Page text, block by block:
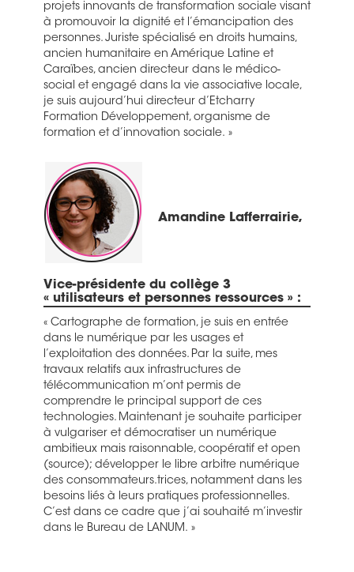
projets innovants de transformation sociale visant
à promouvoir la dignité et l’émancipation des
personnes. Juriste spécialisé en droits humains,
ancien humanitaire en Amérique Latine et
Caraïbes, ancien directeur dans le médico-
social et engagé dans la vie associative locale,
je suis aujourd’hui directeur d’Etcharry
Formation Développement, organisme de
formation et d’innovation sociale. »
Amandine Lafferrairie,
Vice-présidente du collège 3
« utilisateurs et personnes ressources » :
« Cartographe de formation, je suis en entrée
dans le numérique par les usages et
l’exploitation des données. Par la suite, mes
travaux relatifs aux infrastructures de
télécommunication m’ont permis de
comprendre le principal support de ces
technologies. Maintenantje souhaite participer
à vulgariser et démocratiser un numérique
ambitieux mais raisonnable, coopératif et open
(source); développer le libre arbitre numérique
des consommateurs.trices, notamment dans les
besoins liés à leurs pratiques professionnelles.
C’est dans ce cadre que j’ai souhaité m’investir
dans le Bureau de LANUM. »